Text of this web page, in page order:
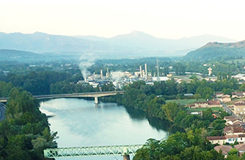
Boussens